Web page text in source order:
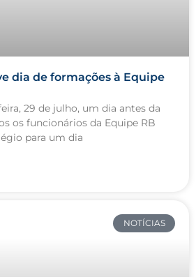
dia de formações à Equipe
29 de julho, um dia antes da
os funcionários da Equipe RB
para um dia
NOTÍCIAS